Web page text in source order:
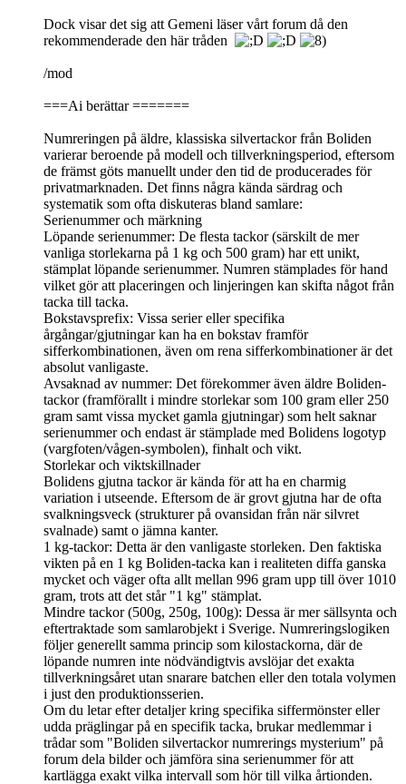
Dock visar det sig att Gemeni läser vårt forum då den
rekommenderade den här tråden
/mod
===Ai berättar =======
Numreringen på äldre, klassiska silvertackor från Boliden
varierar beroende på modell och tillverkningsperiod, eftersom
de främst göts manuellt under den tid de producerades för
privatmarknaden. Det finns några kända särdrag och
systematik som ofta diskuteras bland samlare:
​Serienummer och märkning
​Löpande serienummer: De flesta tackor (särskilt de mer
vanliga storlekarna på 1 kg och 500 gram) har ett unikt,
stämplat löpande serienummer. Numren stämplades för hand
vilket gör att placeringen och linjeringen kan skifta något från
tacka till tacka.
​Bokstavsprefix: Vissa serier eller specifika
årgångar/gjutningar kan ha en bokstav framför
sifferkombinationen, även om rena sifferkombinationer är det
absolut vanligaste.
​Avsaknad av nummer: Det förekommer även äldre Boliden-
tackor (framförallt i mindre storlekar som 100 gram eller 250
gram samt vissa mycket gamla gjutningar) som helt saknar
serienummer och endast är stämplade med Bolidens logotyp
(vargfoten/vågen-symbolen), finhalt och vikt.
​Storlekar och viktskillnader
​Bolidens gjutna tackor är kända för att ha en charmig
variation i utseende. Eftersom de är grovt gjutna har de ofta
svalkningsveck (strukturer på ovansidan från när silvret
svalnade) samt o jämna kanter.
​1 kg-tackor: Detta är den vanligaste storleken. Den faktiska
vikten på en 1 kg Boliden-tacka kan i realiteten diffa ganska
mycket och väger ofta allt mellan 996 gram upp till över 1010
gram, trots att det står "1 kg" stämplat.
​Mindre tackor (500g, 250g, 100g): Dessa är mer sällsynta och
eftertraktade som samlarobjekt i Sverige. Numreringslogiken
följer generellt samma princip som kilostackorna, där de
löpande numren inte nödvändigtvis avslöjar det exakta
tillverkningsåret utan snarare batchen eller den totala volymen
i just den produktionsserien.
​Om du letar efter detaljer kring specifika siffermönster eller
udda präglingar på en specifik tacka, brukar medlemmar i
trådar som "Boliden silvertackor numrerings mysterium" på
forum dela bilder och jämföra sina serienummer för att
kartlägga exakt vilka intervall som hör till vilka årtionden.